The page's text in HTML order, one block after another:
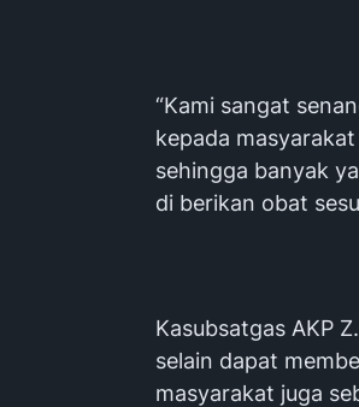
“Kami sangat
kepada
sehingga banyak
di berikan obat
Kasubsatgas AKP
selain dapat
masyarakat juga